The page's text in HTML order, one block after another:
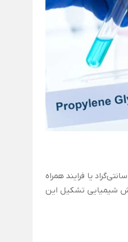
اکسید تولید می‌شود. سازندگان از فرایند بدون کاتالیزور با دمای بالای 200 درجه سانتی‌گراد یا فرایند همراه
شیمیایی تشکیل این